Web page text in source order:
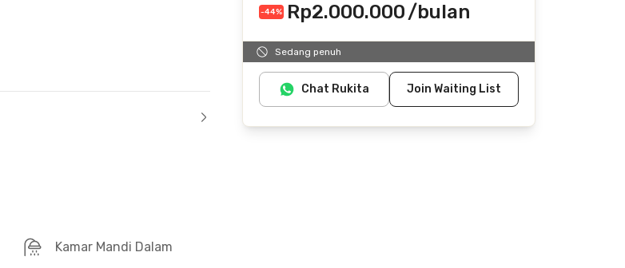
Kamar Mandi Dalam
-44% Rp2.000.000/bulan
Termasuk IPL
Sedang penuh
Chat Rukita Join Waiting List